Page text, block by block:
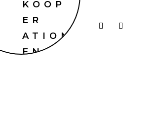
KOOP
ER
ATION
EN